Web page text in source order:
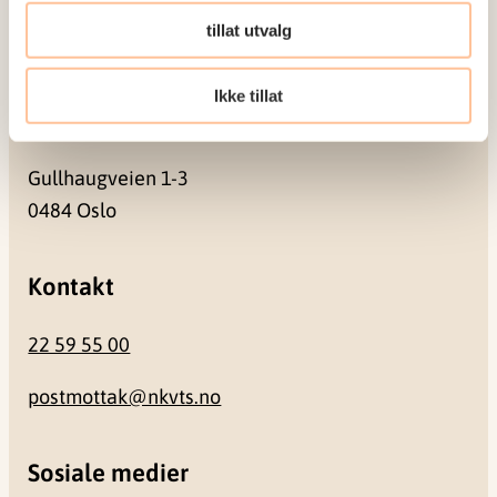
tillat utvalg
Ikke tillat
Pb. 181 Nydalen
Besøksadresse
Gullhaugveien 1-3
0484 Oslo
Kontakt
22 59 55 00
postmottak@nkvts.no
Sosiale medier